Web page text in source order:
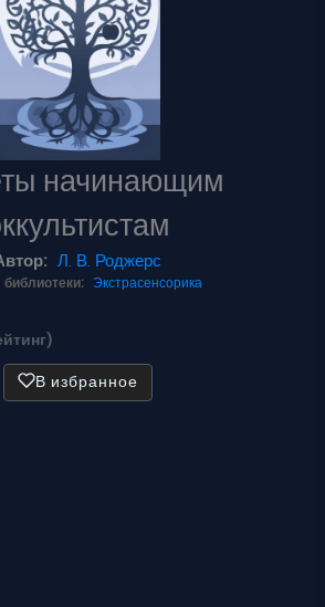
начинающим
Л. В. Роджерс
Экстрасенсорика
В избранное